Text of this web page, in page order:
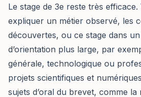
Le stage de 3e reste très
expliquer un métier observé, les
découvertes, ou ce stage dans
d’orientation plus large, par
générale, technologique ou
projets scientifiques et
sujets d’oral du brevet, comme la